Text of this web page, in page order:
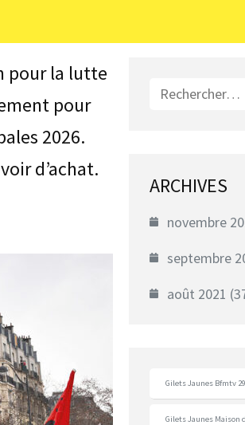
pour la lutte
pour
2026.
d’achat.
Rechercher :
ARCHIVES
novembre
septembre
août 2021
Gilets Jaunes Bfmtv
Gilets Jaunes Maison